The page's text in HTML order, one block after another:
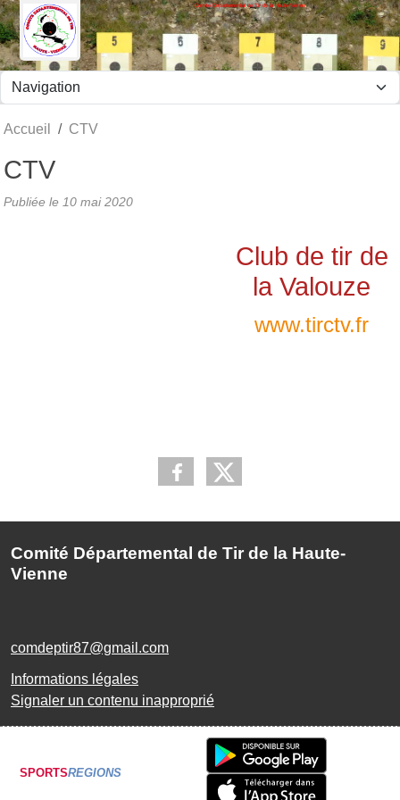
Comité Départemental de Tir de la Haute-Vienne
Accueil CTV
CTV
Publiée le 10 mai 2020
Club de tir de
la Valouze
www.tirctv.fr
Comité Départemental de Tir de la Haute-
Vienne
comdeptir87@gmail.com
Informations légales
Signaler un contenu inapproprié
SPORTSREGIONS
Panneau de gestion des cookies